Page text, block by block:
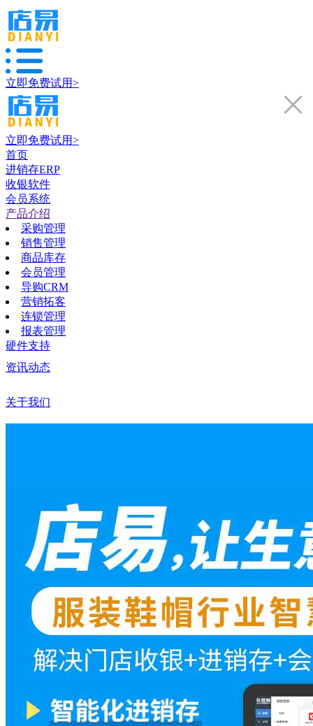
立即免费试用>
立即免费试用>
首页
进销存ERP
收银软件
会员系统
产品介绍
采购管理
销售管理
商品库存
会员管理
导购CRM
营销拓客
连锁管理
报表管理
硬件支持
资讯动态
关于我们